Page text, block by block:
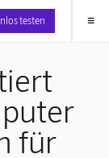
testen ≡
für